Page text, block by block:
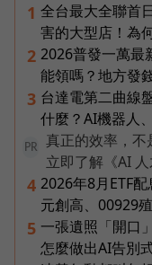
1 全台最大全聯首
害的大型店！為
2 2026普發一萬最
能領嗎？地方發
3 台達電第二曲線
什麼？AI機器人
PR
真正的效率，不
立即了解《AI 人
4 2026年8月ETF
元創高、00929
5 一張遺照「開口
怎麼做出AI告別